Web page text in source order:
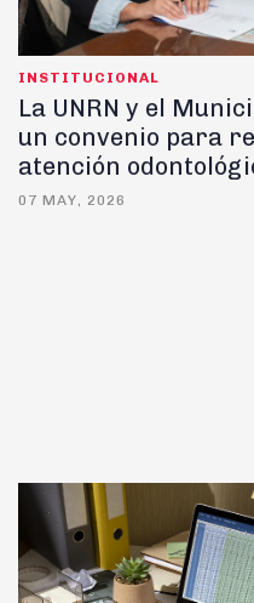
INSTITUCIONAL
La UNRN y el
un convenio para
atención
07 MAY, 2026